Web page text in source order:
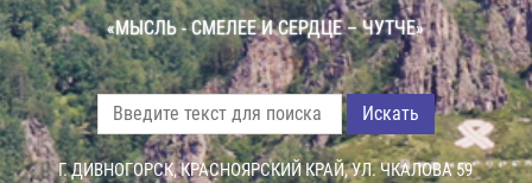
«МЫСЛЬ - СМЕЛЕЕ И СЕРДЦЕ – ЧУТЧЕ»
Искать
Г. ДИВНОГОРСК, КРАСНОЯРСКИЙ КРАЙ, УЛ. ЧКАЛОВА 59